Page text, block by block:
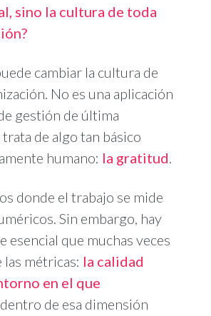
sino la cultura de toda
cambiar la cultura de
No es una aplicación
gestión de última
trata de algo tan básico
humano: la gratitud.
donde el trabajo se mide
Sin embargo, hay
esencial que muchas veces
las métricas: la calidad
en el que
dentro de esa dimensión